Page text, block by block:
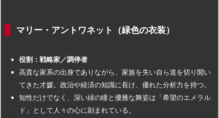
マリー・アントワネット（緑色の衣装）
役割：戦略家／調停者
高貴な家系の出身でありながら、家族を失い自ら道を切り開い
てきた才媛。政治や経済の知識に長け、優れた分析力を持つ。
知性だけでなく、深い緑の瞳と優雅な舞姿は「希望のエメラル
ド」として人々の心に刻まれている。